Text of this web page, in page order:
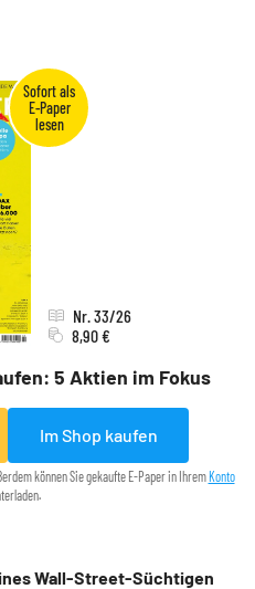
5 Aktien im Fokus
Nr. 33/26
8,90 €
Im Shop kaufen
können Sie gekaufte E-Paper in IhremKonto
Wall-Street-Süchtigen